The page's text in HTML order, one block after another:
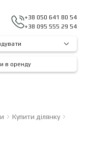
+38 050 641 80 54
+38 095 555 29 54
в оренду
Купити ділянку